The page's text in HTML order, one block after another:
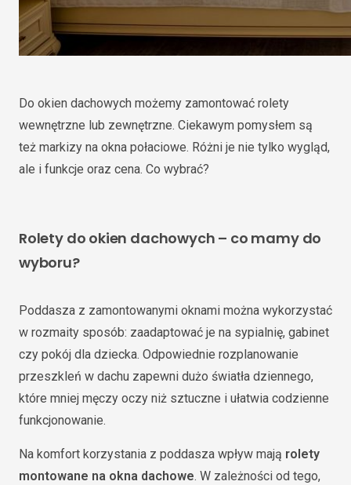
Do okien dachowych możemy zamontować rolety
wewnętrzne lub zewnętrzne. Ciekawym pomysłem są
też markizy na okna połaciowe. Różni je nie tylko wygląd,
ale i funkcje oraz cena. Co wybrać?
Rolety do okien dachowych – co mamy do
wyboru?
Poddasza z zamontowanymi oknami można wykorzystać
w rozmaity sposób: zaadaptować je na sypialnię, gabinet
czy pokój dla dziecka. Odpowiednie rozplanowanie
przeszkleń w dachu zapewni dużo światła dziennego,
które mniej męczy oczy niż sztuczne i ułatwia codzienne
funkcjonowanie.
Na komfort korzystania z poddasza wpływ mają rolety
montowane na okna dachowe. W zależności od tego,